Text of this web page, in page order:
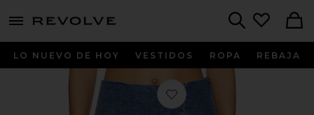
menu - shows more content
LO NUEVO DE HOY VESTIDOS ROPA REBAJA
Favorito MINIFALDA